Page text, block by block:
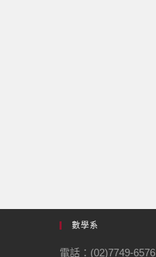
數學系
電話：(02)7749-6576